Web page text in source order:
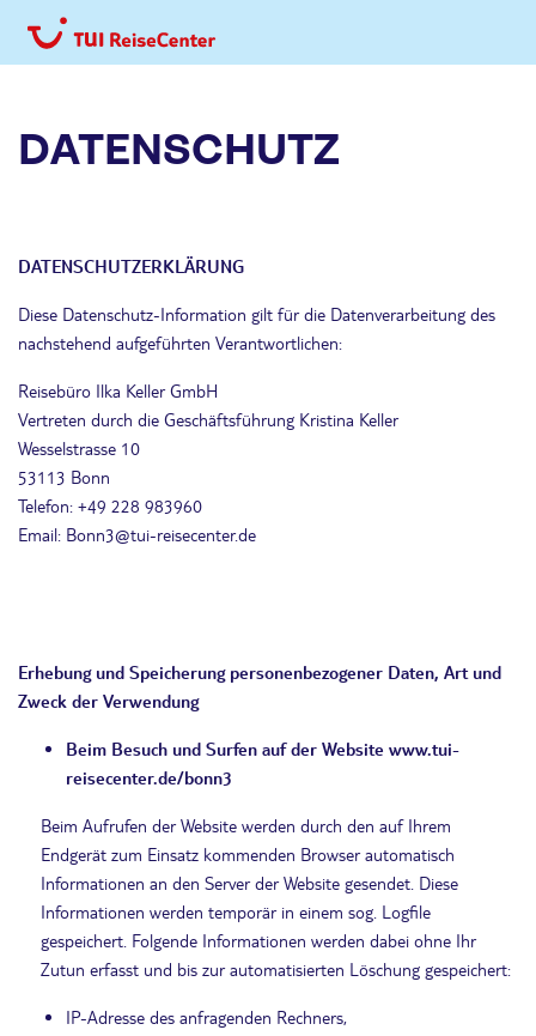
DATENSCHUTZ
DATENSCHUTZERKLÄRUNG
Diese Datenschutz-Information gilt für die Datenverarbeitung des
nachstehend aufgeführten Verantwortlichen:
Reisebüro Ilka Keller GmbH
Vertreten durch die Geschäftsführung Kristina Keller
Wesselstrasse 10
53113 Bonn
Telefon: +49 228 983960
Email: Bonn3@tui-reisecenter.de
Erhebung und Speicherung personenbezogener Daten, Art und
Zweck der Verwendung
Beim Besuch und Surfen auf der Website www.tui-
reisecenter.de/bonn3
Beim Aufrufen der Website werden durch den auf Ihrem
Endgerät zum Einsatz kommenden Browser automatisch
Informationen an den Server der Website gesendet. Diese
Informationen werden temporär in einem sog. Logfile
gespeichert. Folgende Informationen werden dabei ohne Ihr
Zutun erfasst und bis zur automatisierten Löschung gespeichert:
IP-Adresse des anfragenden Rechners,